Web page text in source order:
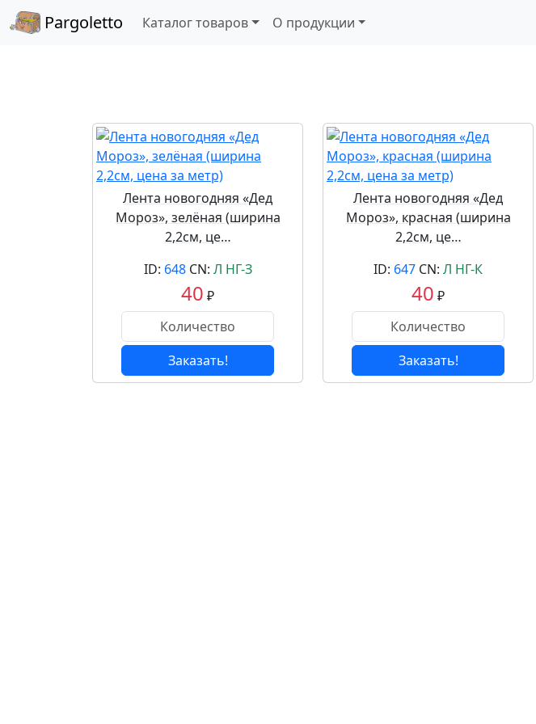
Pargoletto Каталог товаров О продукции
Лента новогодняя «Дед
Мороз», зелёная (ширина
2,2см, це…
ID: 648CN: Л НГ-З
40 ₽
Заказать!
Лента новогодняя «Дед
Мороз», красная (ширина
2,2см, це…
ID: 647 CN: Л НГ-К
40 ₽
Заказать!